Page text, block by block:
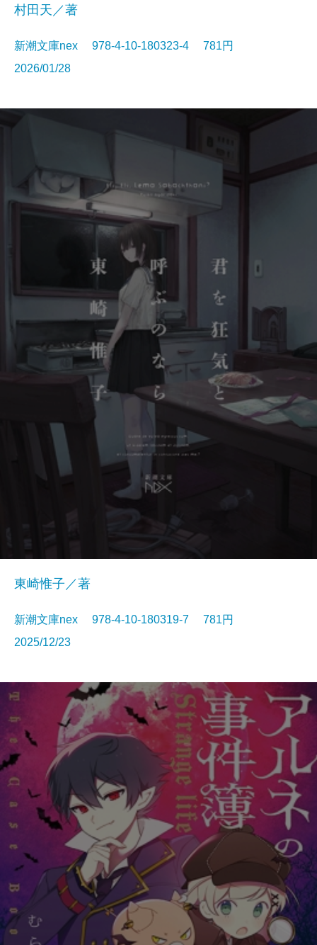
村田天／著
新潮文庫nex 978-4-10-180323-4 781円
2026/01/28
東崎惟子／著
新潮文庫nex 978-4-10-180319-7 781円
2025/12/23